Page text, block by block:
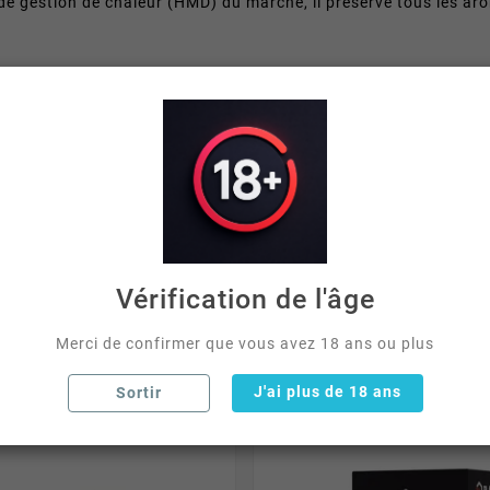
livraison rapide.
ONT ACHETÉ CE PRODUIT ONT
Vérification de l'âge
Merci de confirmer que vous avez 18 ans ou plus
Sortir J'ai plus de 18 ans